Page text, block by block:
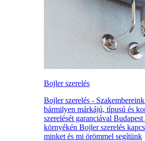
Bojler szerelés
Bojler szerelés -
bármilyen márkájú, típusú és
szerelését garanciával Budapest
környékén Bojler szerelés
minket és mi örömmel segítünk